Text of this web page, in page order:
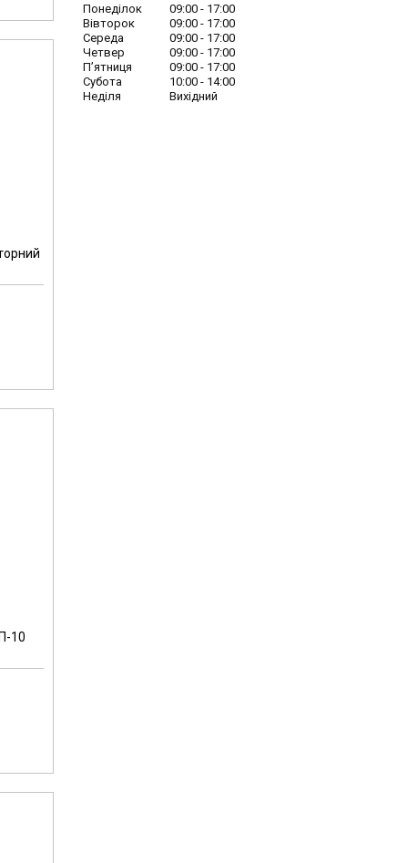
10
Понеділок 09:00
17:00
Вівторок
09:00
17:00
Середа
09:00
17:00
Четвер
09:00
17:00
Пʼятниця
09:00
17:00
Субота
10:00
14:00
Неділя
Вихідний